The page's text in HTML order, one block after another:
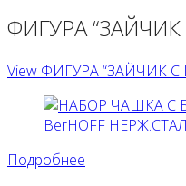
ФИГУРА
View ФИГУРА “ЗАЙЧИК
Подробнее